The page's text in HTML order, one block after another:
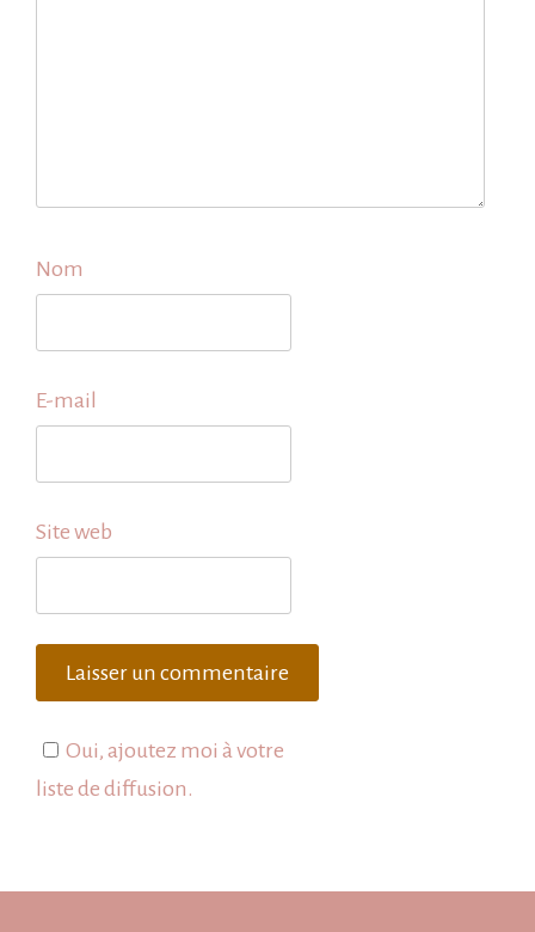
Nom
E-mail
Site web
Oui, ajoutez moi à votre
liste de diffusion.